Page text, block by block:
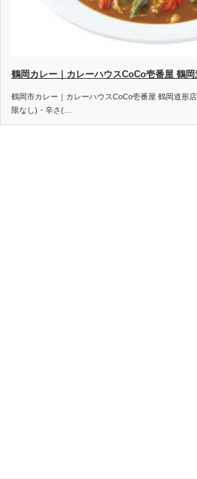
鶴岡カレー｜カレーハウスCoCo壱番屋 鶴岡
鶴岡市カレー｜カレーハウスCoCo壱番屋 鶴岡道形
限なし)・辛さ(…